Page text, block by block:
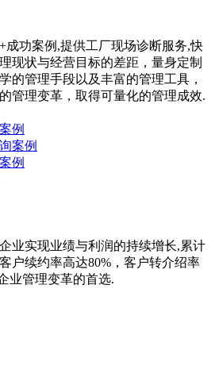
成功案例,提供工厂现场诊断服务,快
现状与经营目标的差距，量身定制
的管理手段以及丰富的管理工具，
管理变革，取得可量化的管理成效.
例
案例
例
业实现业绩与利润的持续增长,累计
户续约率高达80%，客户转介绍率
业管理变革的首选.